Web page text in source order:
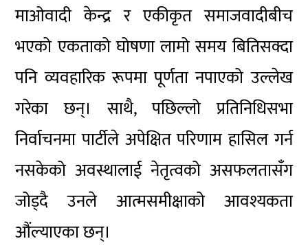
माओवादी केन्द्र र एकीकृत समाजवादीबीच
भएको एकताको घोषणा लामो समय बितिसक्दा
पनि व्यवहारिक रूपमा पूर्णता नपाएको उल्लेख
गरेका छन्। साथै, पछिल्लो प्रतिनिधिसभा
निर्वाचनमा पार्टीले अपेक्षित परिणाम हासिल गर्न
नसकेको अवस्थालाई नेतृत्वको असफलतासँग
जोड्दै उनले आत्मसमीक्षाको आवश्यकता
औंल्याएका छन्।